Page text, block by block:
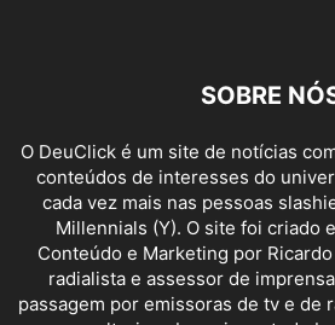
SOBRE
O DeuClick é um site de notícias
conteúdos de interesses do
cada vez mais nas pessoas
Millennials (Y). O site foi criado
Conteúdo e Marketing por
radialista e assessor de
passagem por emissoras de tv e de